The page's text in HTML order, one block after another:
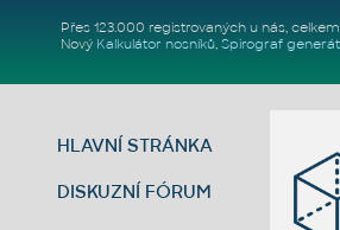
Přes 123.000 registrovaných u nás, celkem
Nový Kalkulátor nosníků, Spirograf
HLAVNÍ STRÁNKA
DISKUZNÍ FÓRUM